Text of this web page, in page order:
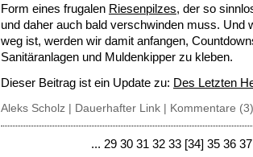
Form eines frugalen Riesenpilzes, der so
und daher auch bald verschwinden muss. Und
weg ist, werden wir damit anfangen,
Sanitäranlagen und Muldenkipper zu kleben.
Dieser Beitrag ist ein Update zu: Des Letzten
Aleks Scholz | Dauerhafter Link Kommentare (3)
... 29 30 31 32 33 [34] 35 36 37